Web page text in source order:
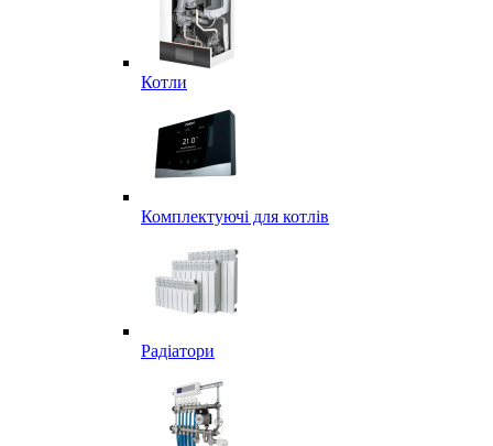
Котли
Комплектуючі для котлів
Радіатори